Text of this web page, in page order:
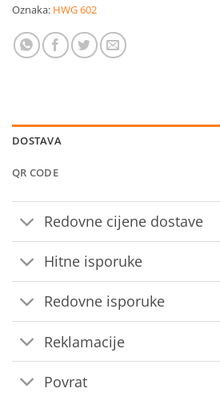
Oznaka: HWG 602
DOSTAVA
QR CODE
Redovne cijene dostave
Hitne isporuke
Redovne isporuke
Reklamacije
Povrat